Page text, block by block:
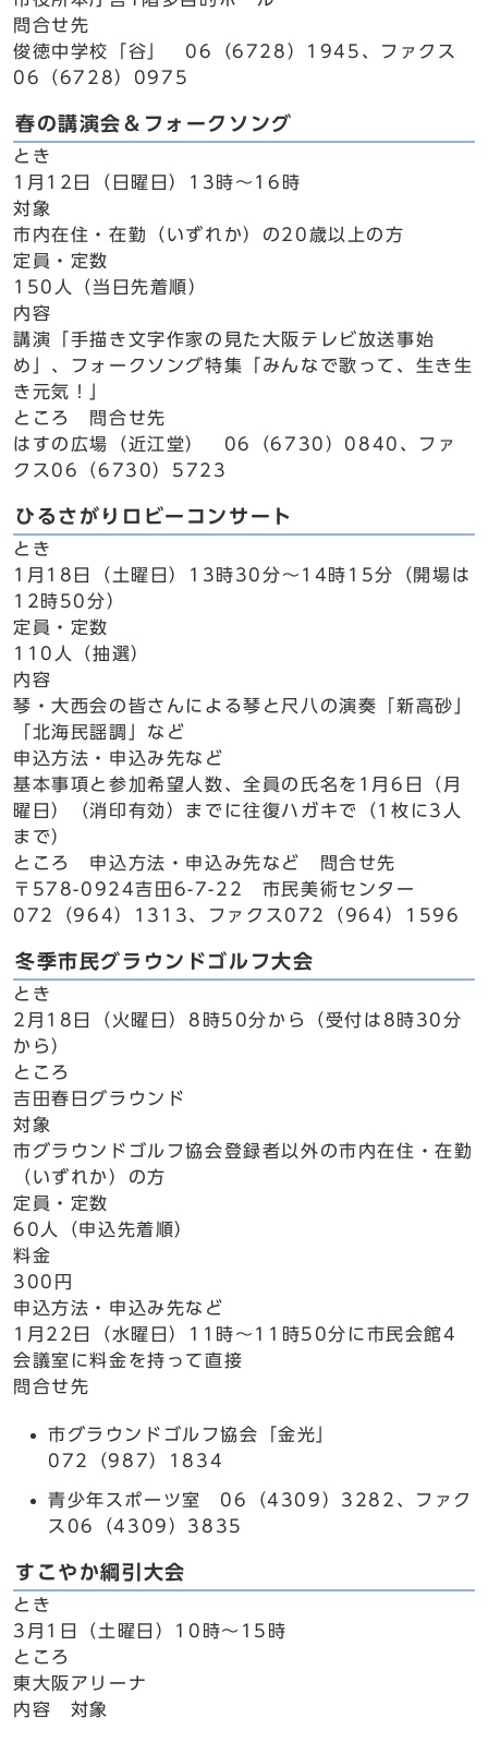
問合せ先
俊徳中学校「谷」 06（6728）1945、ファクス
06（6728）0975
春の講演会＆フォークソング
とき
1月12日（日曜日）13時～16時
対象
市内在住・在勤（いずれか）の20歳以上の方
定員・定数
150人（当日先着順）
内容
講演「手描き文字作家の見た大阪テレビ放送事始
め」、フォークソング特集「みんなで歌って、生き生
き元気！」
ところ 問合せ先
はすの広場（近江堂） 06（6730）0840、ファ
クス06（6730）5723
ひるさがりロビーコンサート
とき
1月18日（土曜日）13時30分～14時15分（開場は
12時50分）
定員・定数
110人（抽選）
内容
琴・大西会の皆さんによる琴と尺八の演奏「新高砂」
「北海民謡調」など
申込方法・申込み先など
基本事項と参加希望人数、全員の氏名を1月6日（月
曜日）（消印有効）までに往復ハガキで（1枚に3人
まで）
ところ 申込方法・申込み先など 問合せ先
〒578-0924吉田6-7-22 市民美術センター
072（964）1313、ファクス072（964）1596
冬季市民グラウンドゴルフ大会
とき
2月18日（火曜日）8時50分から（受付は8時30分
から）
ところ
吉田春日グラウンド
対象
市グラウンドゴルフ協会登録者以外の市内在住・在勤
（いずれか）の方
定員・定数
60人（申込先着順）
料金
300円
申込方法・申込み先など
1月22日（水曜日）11時～11時50分に市民会館4
会議室に料金を持って直接
問合せ先
市グラウンドゴルフ協会「金光」
072（987）1834
青少年スポーツ室 06（4309）3282、ファク
ス06（4309）3835
すこやか綱引大会
とき
3月1日（土曜日）10時～15時
ところ
東大阪アリーナ
内容 対象